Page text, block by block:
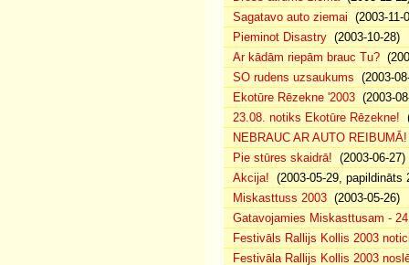
Sagatavo auto ziemai (2003-11-
Pieminot Disastry (2003-10-28)
Ar kādām riepām brauc Tu?
SO rudens uzsaukums (2003-
Ekotūre Rēzekne '2003 (2003-
23.08. notiks Ekotūre Rēzekne!
NEBRAUC AR AUTO REIBUMĀ!
Pie stūres skaidrā! (2003-06-27)
Akcija! (2003-05-29, papildināts
Miskasttuss 2003 (2003-05-26)
Gatavojamies Miskasttusam -
Festivāls Rallijs Kollis 2003
Festivāla Rallijs Kollis 2003